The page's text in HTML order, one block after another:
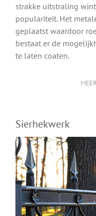
strakke uitstraling
populariteit. Het
geplaatst waardoor
bestaat er de
te laten coaten.
Sierhekwerk